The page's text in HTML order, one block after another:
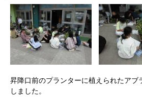
昇降口前のプランターに植えられたアブ
しました。